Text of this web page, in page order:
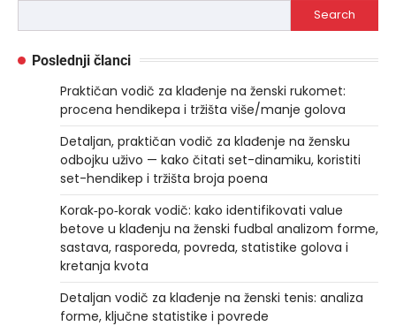
Search
Poslednji članci
Praktičan vodič za klađenje na ženski rukomet:
procena hendikepa i tržišta više/manje golova
Detaljan, praktičan vodič za klađenje na žensku
odbojku uživo — kako čitati set-dinamiku, koristiti
set-hendikep i tržišta broja poena
Korak‑po‑korak vodič: kako identifikovati value
betove u klađenju na ženski fudbal analizom forme,
sastava, rasporeda, povreda, statistike golova i
kretanja kvota
Detaljan vodič za klađenje na ženski tenis: analiza
forme, ključne statistike i povrede